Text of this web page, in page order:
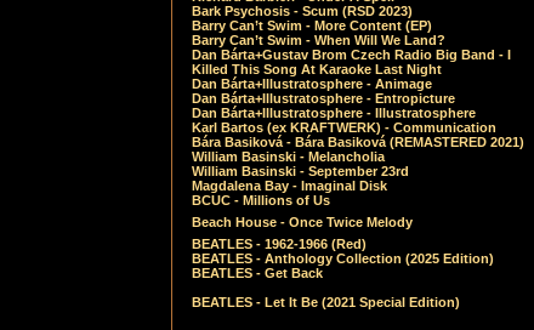
Bark Psychosis - Scum (RSD 2023)
Barry Can’t Swim - More Content (EP)
Barry Can’t Swim - When Will We Land?
Dan Bárta+Gustav Brom Czech Radio Big Band - I
Killed This Song At Karaoke Last Night
Dan Bárta+Illustratosphere - Animage
Dan Bárta+Illustratosphere - Entropicture
Dan Bárta+Illustratosphere - Illustratosphere
Karl Bartos (ex KRAFTWERK) - Communication
Bára Basiková - Bára Basiková (REMASTERED 2021)
William Basinski - Melancholia
William Basinski - September 23rd
Magdalena Bay - Imaginal Disk
BCUC - Millions of Us
Beach House - Once Twice Melody
BEATLES - 1962-1966 (Red)
BEATLES - Anthology Collection (2025 Edition)
BEATLES - Get Back
BEATLES - Let It Be (2021 Special Edition)